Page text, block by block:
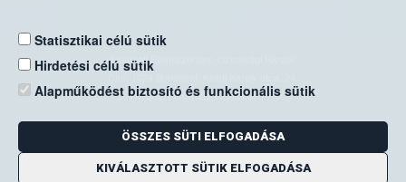
Statisztikai célú sütik
Hirdetési célú sütik
Alapműködést biztosító és funkcionális sütik
ÖSSZES SÜTI ELFOGADÁSA
KIVÁLASZTOTT SÜTIK ELFOGADÁSA
Nemzeti Élelmiszerlánc-biztonsági Hivatal
Levelezési cím: 1525 Budapest. Pf. 30.
E-mail:ugyfelszolgalat@nebih.gov.hu
Zöld szám: 06-80/263-244